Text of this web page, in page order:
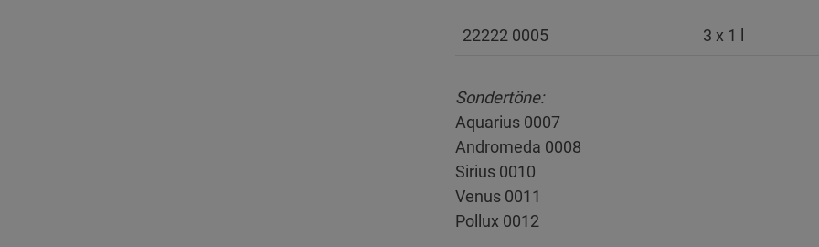
22222 0005 3 x 1 l
Sondertöne:
Aquarius 0007
Andromeda 0008
Sirius 0010
Venus 0011
Pollux 0012